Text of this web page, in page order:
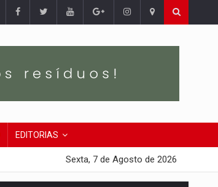
EDITORIAS
Sexta, 7 de Agosto de 2026